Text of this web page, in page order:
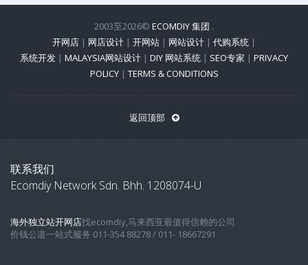
2003至2026© ECOMDIY 集团 .
开网店 | 网店设计 | 开网站 | 网站设计 | 代购系统 |
系统开发 | MALAYSIA网站设计 | DIY 网站系统 | SEO专家 | PRIVACY
POLICY| TERMS & CONDITIONS
返回顶部
联系我们
Ecomdiy Network Sdn. Bhh. 1208074-U
海外独立站开网店找ecomdiy,马来西亚最值得信赖的公司
价钱公道一站式服务 011-354 88278 / 011- 18667291